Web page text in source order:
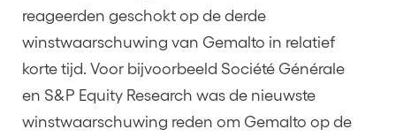
reageerden geschokt op de derde
winstwaarschuwing van Gemalto in relatief
korte tijd. Voor bijvoorbeeld Société Générale
en S&P Equity Research was de nieuwste
winstwaarschuwing reden om Gemalto op de